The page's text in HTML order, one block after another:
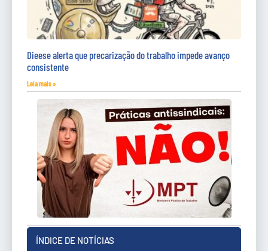
Dieese alerta que precarização do trabalho impede avanço
consistente
Leia mais »
ÍNDICE DE NOTÍCIAS